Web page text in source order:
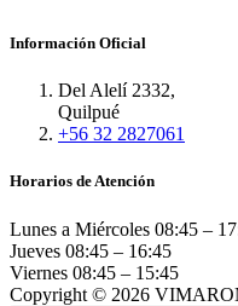
Información Oficial
Del Alelí 2332,
Quilpué
+56 32 2827061
Horarios de Atención
Lunes a Miércoles 08:45 –
Jueves 08:45 – 16:45
Viernes 08:45 – 15:45
Copyright © 2026